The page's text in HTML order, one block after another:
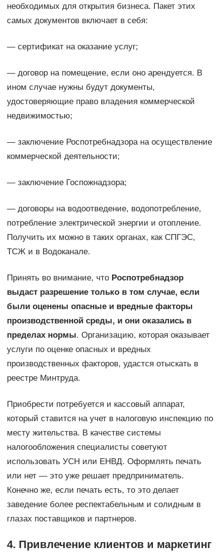
необходимых для открытия бизнеса. Пакет этих
самых документов включает в себя:
— сертификат на оказание услуг;
— договор на помещение, если оно арендуется. В
ином случае нужны будут документы,
удостоверяющие право владения коммерческой
недвижимостью;
— заключение Роспотребнадзора на осуществление
коммерческой деятельности;
— заключение Госпожнадзора;
— договоры на водоотведение, водопотребление,
потребление электрической энергии и отопление.
Получить их можно в таких органах, как СПГЭС,
ТСЖ и в Водоканале.
Принять во внимание, что Роспотребнадзор
выдаст разрешение только в том случае, если
были оценены опасные и вредные факторы
производственной среды, и они оказались в
пределах нормы. Организацию, которая оказывает
услуги по оценке опасных и вредных
производственных факторов, удастся отыскать в
реестре Минтруда.
Приобрести потребуется и кассовый аппарат,
который ставится на учет в налоговую инспекцию по
месту жительства. В качестве системы
налогообложения специалисты советуют
использовать УСН или ЕНВД. Оформлять печать
или нет — это уже решает предприниматель.
Конечно же, если печать есть, то это делает
заведение более респектабельным и солидным в
глазах поставщиков и партнеров.
4. Привлечение клиентов и маркетинг